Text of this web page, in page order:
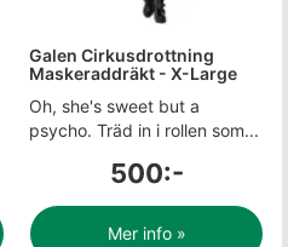
Galen Cirkusdrottning
Maskeraddräkt - X-Large
Oh, she's sweet but a
psycho. Träd in i rollen som...
500:-
Mer info »